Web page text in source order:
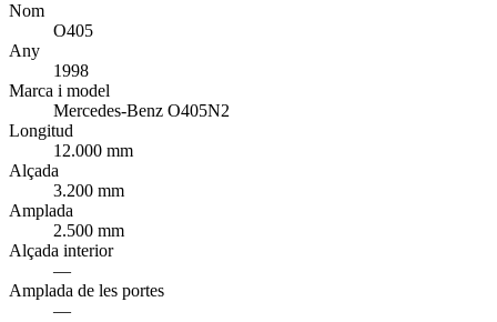
Nom
O405
Any
1998
Marca i model
Mercedes-Benz O405N2
Longitud
12.000 mm
Alçada
3.200 mm
Amplada
2.500 mm
Alçada interior
—
Amplada de les portes
—